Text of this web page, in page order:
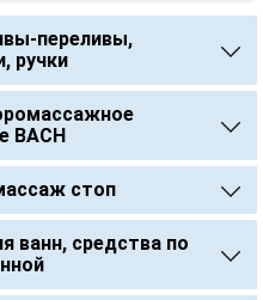
переливы,
ручки
BACH
стоп
ванн, средства по